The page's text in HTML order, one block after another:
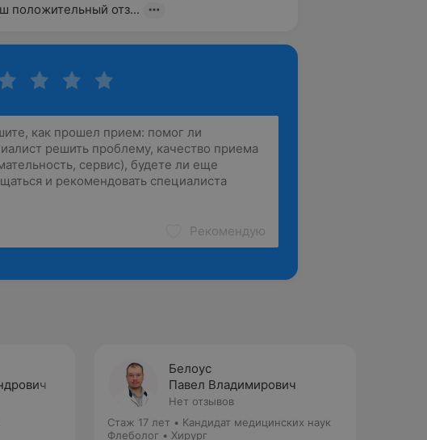
положительный отз...
Рекомендую
Белоус
Павел Владимирович
Нет отзывов
Стаж 17 лет • Кандидат медицинских наук
Флеболог • Хирург